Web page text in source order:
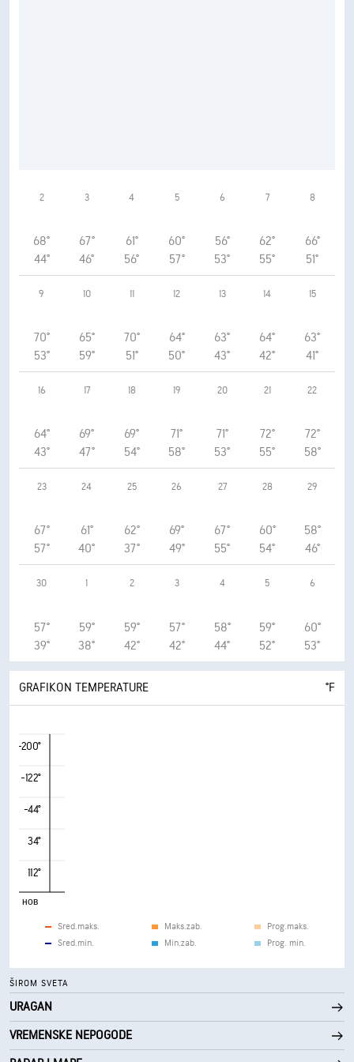
2
68°
44°
3
67°
46°
4
61°
56°
5
60°
57°
6
56°
53°
7
62°
55°
8
66°
51°
9
70°
53°
10
65°
59°
11
70°
51°
12
64°
50°
13
63°
43°
14
64°
42°
15
63°
41°
16
64°
43°
17
69°
47°
18
69°
54°
19
71°
58°
20
71°
53°
21
72°
55°
22
72°
58°
23
67°
57°
24
61°
40°
25
62°
37°
26
69°
49°
27
67°
55°
28
60°
54°
29
58°
46°
30
57°
39°
1
59°
38°
2
59°
42°
3
57°
42°
4
58°
44°
5
59°
52°
6
60°
53°
GRAFIKON TEMPERATURE °F
-200°
-122°
-44°
34°
112°
нов
Sred.maks.
Sred.min.
Maks.zab.
Min.zab.
Prog.maks.
Prog. min.
ŠIROM SVETA
URAGAN
VREMENSKE NEPOGODE